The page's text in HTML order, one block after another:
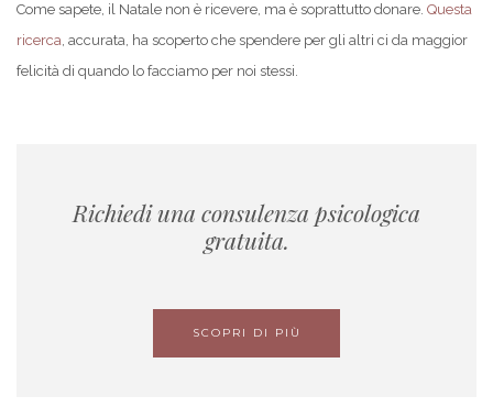
Come sapete, il Natale non è ricevere, ma è soprattutto donare. Questa
ricerca, accurata, ha scoperto che spendere per gli altri ci da maggior
felicità di quando lo facciamo per noi stessi.
Richiedi una consulenza psicologica
gratuita.
SCOPRI DI PIÙ